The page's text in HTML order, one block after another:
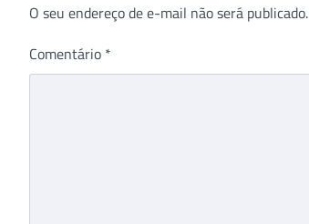
O seu endereço de e-mail não será publicado.
Comentário *